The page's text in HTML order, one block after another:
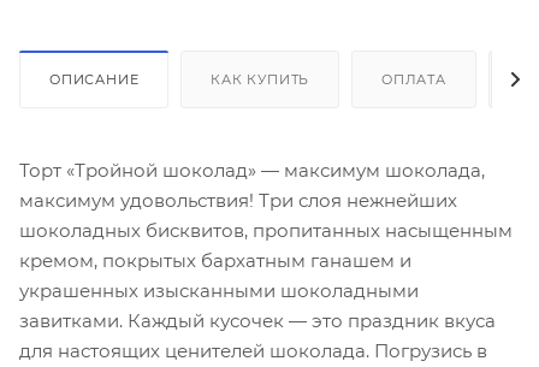
ОПИСАНИЕ КАК КУПИТЬ ОПЛАТА
Торт «Тройной шоколад» — максимум шоколада,
максимум удовольствия! Три слоя нежнейших
шоколадных бисквитов, пропитанных насыщенным
кремом, покрытых бархатным ганашем и
украшенных изысканными шоколадными
завитками. Каждый кусочек — это праздник вкуса
для настоящих ценителей шоколада. Погрузись в